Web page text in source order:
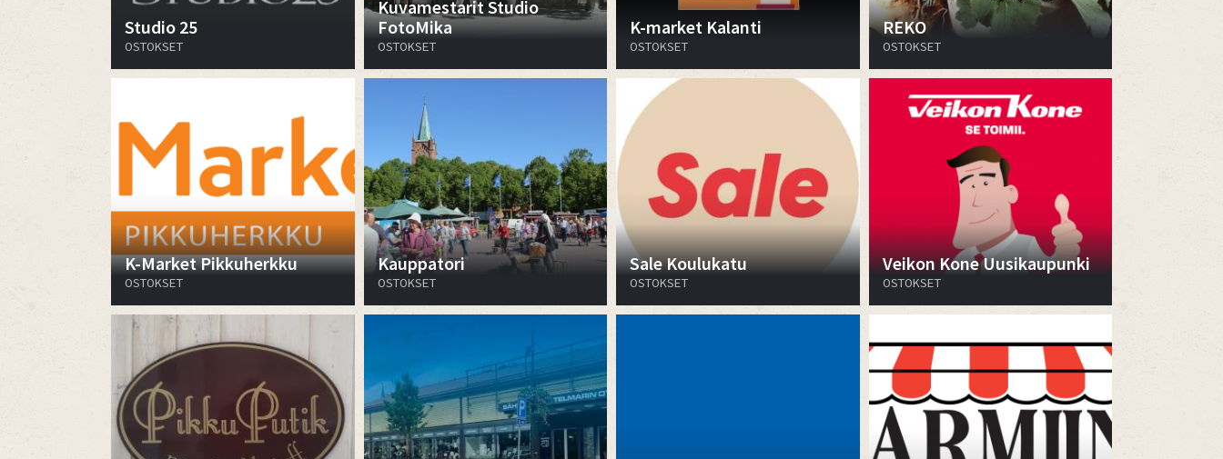
Studio 25
OSTOKSET
Kuvamestarit Studio
FotoMika
OSTOKSET
K-market Kalanti
OSTOKSET
REKO
OSTOKSET
K-Market Pikkuherkku
OSTOKSET
Kauppatori
OSTOKSET
Sale Koulukatu
OSTOKSET
Veikon Kone Uusikaupunki
OSTOKSET